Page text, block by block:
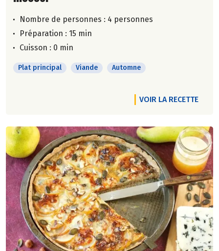
Nombre de personnes : 4 personnes
Préparation : 15 min
Cuisson : 0 min
Plat principal Viande Automne
VOIR LA RECETTE